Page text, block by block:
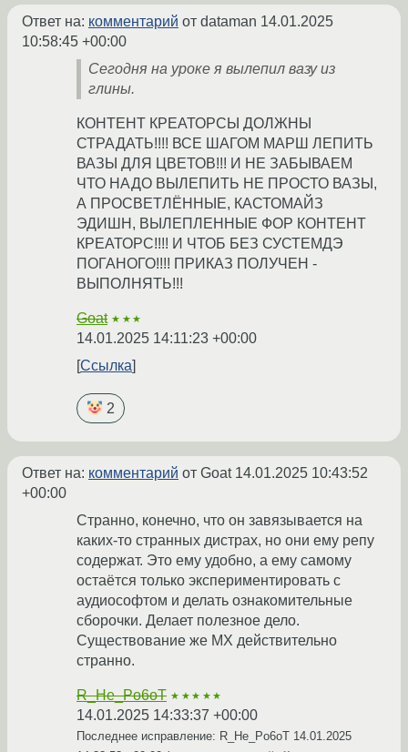
Ответ на: комментарий от dataman 14.01.2025
10:58:45 +00:00
Сегодня на уроке я вылепил вазу из
глины.
КОНТЕНТ КРЕАТОРСЫ ДОЛЖНЫ
СТРАДАТЬ!!!! ВСЕ ШАГОМ МАРШ ЛЕПИТЬ
ВАЗЫ ДЛЯ ЦВЕТОВ!!! И НЕ ЗАБЫВАЕМ
ЧТО НАДО ВЫЛЕПИТЬ НЕ ПРОСТО ВАЗЫ,
А ПРОСВЕТЛЁННЫЕ, КАСТОМАЙЗ
ЭДИШН, ВЫЛЕПЛЕННЫЕ ФОР КОНТЕНТ
КРЕАТОРС!!!! И ЧТОБ БЕЗ СУСТЕМДЭ
ПОГАНОГО!!!! ПРИКАЗ ПОЛУЧЕН -
ВЫПОЛНЯТЬ!!!
Goat ★★★
14.01.2025 14:11:23 +00:00
Ссылка
2
Ответ на: комментарий от Goat 14.01.2025 10:43:52
+00:00
Странно, конечно, что он завязывается на
каких-то странных дистрах, но они ему репу
содержат. Это ему удобно, а ему самому
остаётся только экспериментировать с
аудиософтом и делать ознакомительные
сборочки. Делает полезное дело.
Существование же MX действительно
странно.
R_He_Po6oT ★★★★★
14.01.2025 14:33:37 +00:00
Последнее исправление: R_He_Po6oT 14.01.2025